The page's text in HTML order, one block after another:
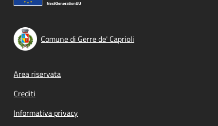
Comune di Gerre de' Caprioli
Footer menu
Area riservata
Crediti
Informativa privacy